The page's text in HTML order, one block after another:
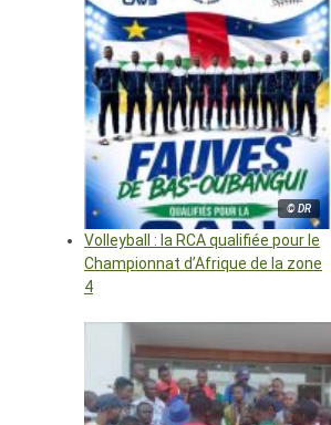
© DR
Volleyball : la RCA qualifiée pour le
Championnat d’Afrique de la zone
4